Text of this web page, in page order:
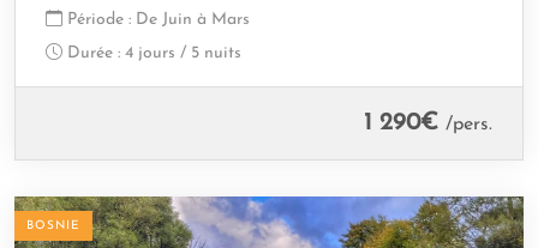
Période : De Juin à Mars
Durée : 4 jours / 5 nuits
1 290€ /pers.
BOSNIE